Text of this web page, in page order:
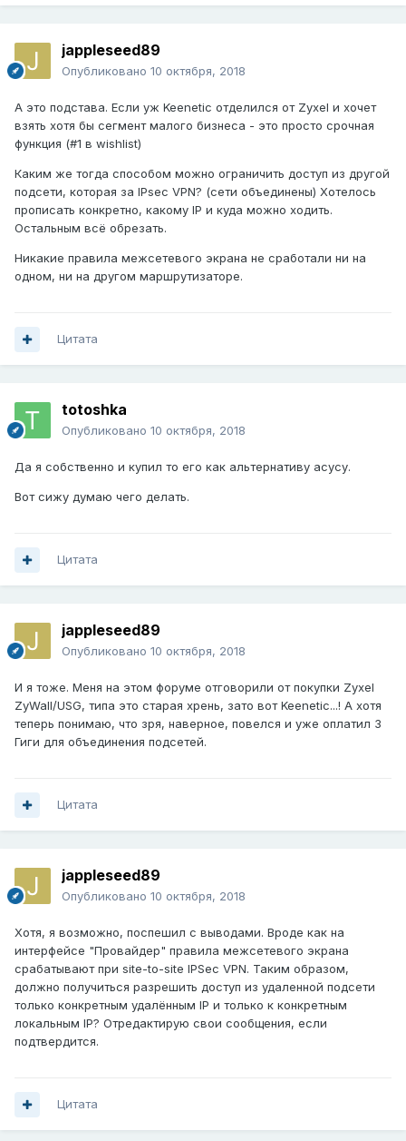
jappleseed89
Опубликовано 10 октября, 2018
А это подстава. Если уж Keenetic отделился от Zyxel и хочет
взять хотя бы сегмент малого бизнеса - это просто срочная
функция (#1 в wishlist)
Каким же тогда способом можно ограничить доступ из другой
подсети, которая за IPsec VPN? (сети объединены) Хотелось
прописать конкретно, какому IP и куда можно ходить.
Остальным всё обрезать.
Никакие правила межсетевого экрана не сработали ни на
одном, ни на другом маршрутизаторе.
Цитата
totoshka
Опубликовано 10 октября, 2018
Да я собственно и купил то его как альтернативу асусу.
Вот сижу думаю чего делать.
Цитата
jappleseed89
Опубликовано 10 октября, 2018
И я тоже. Меня на этом форуме отговорили от покупки Zyxel
ZyWall/USG, типа это старая хрень, зато вот Keenetic...! А хотя
теперь понимаю, что зря, наверное, повелся и уже оплатил 3
Гиги для объединения подсетей.
Цитата
jappleseed89
Опубликовано 10 октября, 2018
Хотя, я возможно, поспешил с выводами. Вроде как на
интерфейсе "Провайдер" правила межсетевого экрана
срабатывают при site-to-site IPSec VPN. Таким образом,
должно получиться разрешить доступ из удаленной подсети
только конкретным удалённым IP и только к конкретным
локальным IP? Отредактирую свои сообщения, если
подтвердится.
Цитата